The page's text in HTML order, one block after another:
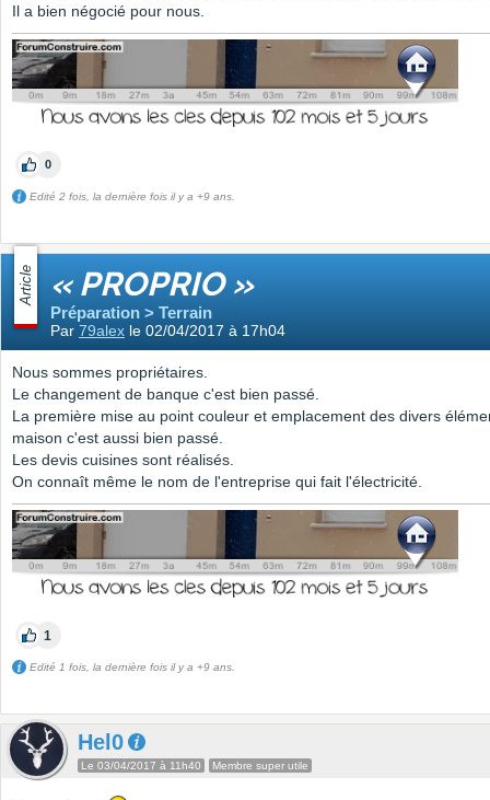
Il a bien négocié pour nous.
0
Edité 2 fois, la dernière fois il y a +9 ans.
Article « PROPRIO »
Préparation > Terrain
Par 79alex le 02/04/2017 à 17h04
Nous sommes propriétaires.
Le changement de banque c'est bien passé.
La première mise au point couleur et emplacement des divers
maison c'est aussi bien passé.
Les devis cuisines sont réalisés.
On connaît même le nom de l'entreprise qui fait l'électricité.
1
Edité 1 fois, la dernière fois il y a +9 ans.
Hel0
Le 03/04/2017 à 11h40 Membre super utile